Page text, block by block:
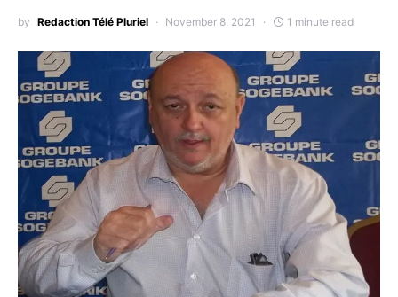
by Redaction Télé Pluriel November 8, 2021 1 minute read